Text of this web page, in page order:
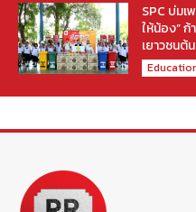
SPC บ่ม
ให้น้อง”
เยาวชนต้